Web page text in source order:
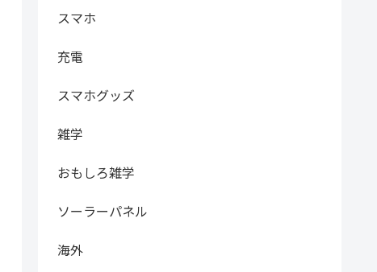
スマホ
充電
スマホグッズ
雑学
おもしろ雑学
ソーラーパネル
海外